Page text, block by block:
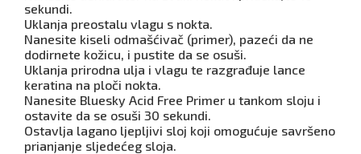
sekundi.
Uklanja preostalu vlagu s nokta.
Nanesite kiseli odmašćivač (primer), pazeći da ne
dodirnete kožicu, i pustite da se osuši.
Uklanja prirodna ulja i vlagu te razgrađuje lance
keratina na ploči nokta.
Nanesite Bluesky Acid Free Primer u tankom sloju i
ostavite da se osuši 30 sekundi.
Ostavlja lagano ljepljivi sloj koji omogućuje savršeno
prianjanje sljedećeg sloja.